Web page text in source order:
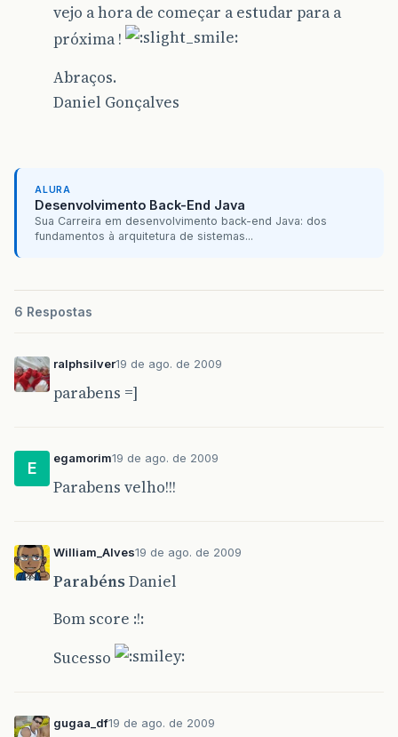
vejo a hora de começar a estudar para a
próxima !
Abraços.
Daniel Gonçalves
ALURA
Desenvolvimento Back-End Java
Sua Carreira em desenvolvimento back-end Java: dos
fundamentos à arquitetura de sistemas...
6 Respostas
ralphsilver19 de ago. de 2009
parabens =]
E
egamorim19 de ago. de 2009
Parabens velho!!!
William_Alves19 de ago. de 2009
ParabénsDaniel
Bom score :!:
Sucesso
gugaa_df19 de ago. de 2009